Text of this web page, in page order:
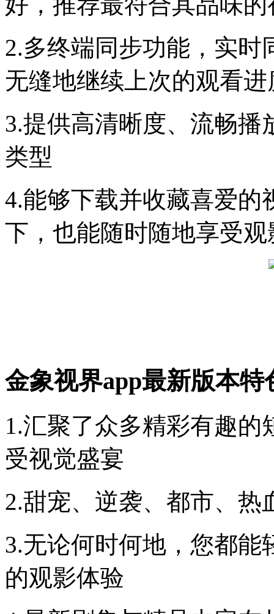
2.多终端同步功能，实
无缝地继续上次的观看进
3.提供高清晰度、流畅
类型
4.能够下载并收藏喜爱的
下，也能随时随地享受
金象视界app最新版本特
1.汇聚了众多精彩有趣
受视觉盛宴
2.甜宠、逆袭、都市、热
3.无论何时何地，您都
的观影体验